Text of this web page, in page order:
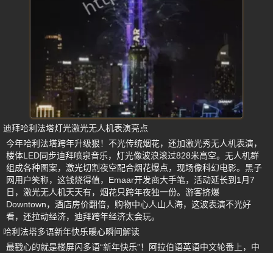
迪拜哈利法塔灯光激光无人机表演亮点
今年哈利法塔跨年升级狠！不光传统烟花，还加激光秀无人机表演，
楼体LED同步迪拜喷泉音乐，灯光像波浪滚过828米高空。无人机群
组成各种图案，激光切割夜空配合烟花爆点，现场像科幻电影。黑子
网用户笑称，这钱烧得值，Emaar开发商大手笔，活动延长到1月7
日，激光无人机天天有，烟花只跨年夜独一份。游客挤爆
Downtown，酒店房价翻倍，购物中心人山人海，这波表演不光好
看，还拉动经济，迪拜跨年经济太会玩。
哈利法塔多语新年快乐暖心瞬间解读
最戳心的就是楼屏闪多语“新年快乐”！阿拉伯语英语中文轮番上，中